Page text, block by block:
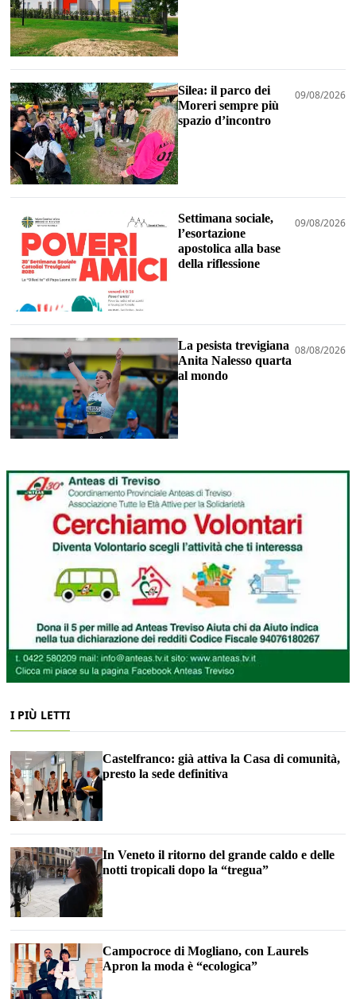
Silea: il parco dei
Moreri sempre più
spazio d’incontro
09/08/2026
Settimana sociale,
l’esortazione
apostolica alla base
della riflessione
09/08/2026
La pesista trevigiana
Anita Nalesso quarta
al mondo
08/08/2026
I PIÙ LETTI
Castelfranco: già attiva la Casa di comunità,
presto la sede definitiva
In Veneto il ritorno del grande caldo e delle
notti tropicali dopo la “tregua”
Campocroce di Mogliano, con Laurels
Apron la moda è “ecologica”